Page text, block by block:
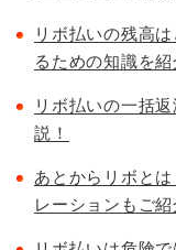
リボ払いの残高
るための知識を紹
リボ払いの一括
説！
あとからリボと
レーションもご紹